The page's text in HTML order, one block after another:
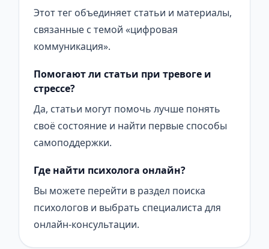
Этот тег объединяет статьи и материалы,
связанные с темой «цифровая
коммуникация».
Помогают ли статьи при тревоге и
стрессе?
Да, статьи могут помочь лучше понять
своё состояние и найти первые способы
самоподдержки.
Где найти психолога онлайн?
Вы можете перейти в раздел поиска
психологов и выбрать специалиста для
онлайн-консультации.